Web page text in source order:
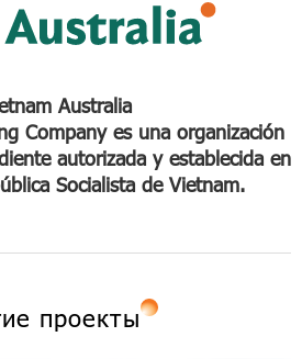
Australia
Company es una organización
autorizada y establecida en
Socialista de Vietnam.
проекты